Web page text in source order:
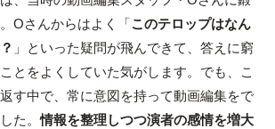
Oさんからはよく「このテロップはなん
」といった疑問が飛んできて、答えに窮
をよくしていた気がします。でも、こ
す中で、常に意図を持って動画編集をで
た。情報を整理しつつ演者の感情を増大